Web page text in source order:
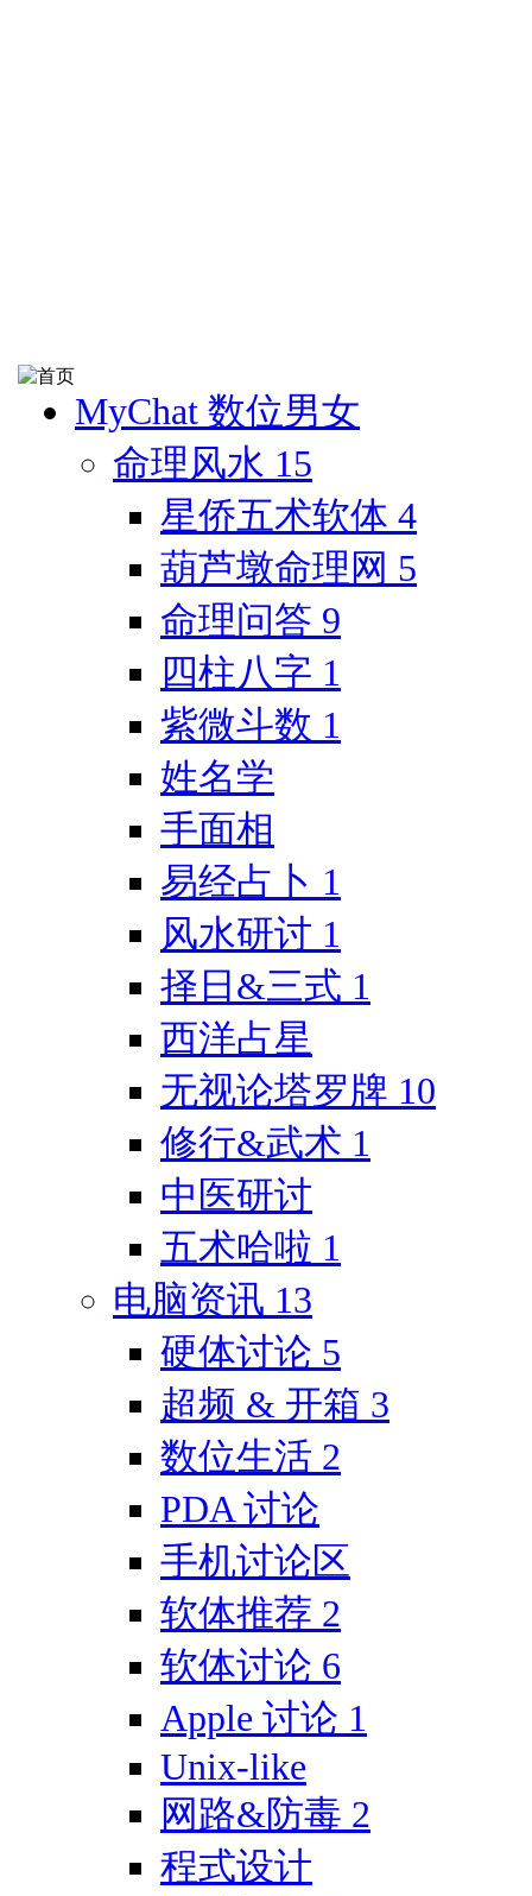
MyChat 数位男女
命理风水 15
星侨五术软体 4
葫芦墩命理网 5
命理问答 9
四柱八字 1
紫微斗数 1
姓名学
手面相
易经占卜 1
风水研讨 1
择日&三式 1
西洋占星
无视论塔罗牌 10
修行&武术 1
中医研讨
五术哈啦 1
电脑资讯 13
硬体讨论 5
超频 & 开箱 3
数位生活 2
PDA 讨论
手机讨论区
软体推荐 2
软体讨论 6
Apple 讨论 1
Unix-like
网路&防毒 2
程式设计